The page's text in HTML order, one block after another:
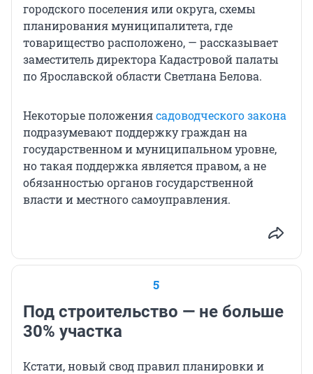
городского поселения или округа, схемы
планирования муниципалитета, где
товарищество расположено, — рассказывает
заместитель директора Кадастровой палаты
по Ярославской области Светлана Белова.
Некоторые положениясадоводческого закона
подразумевают поддержку граждан на
государственном и муниципальном уровне,
но такая поддержка является правом, а не
обязанностью органов государственной
власти и местного самоуправления.
5
Под строительство — не больше
30% участка
Кстати, новый свод правил планировки и